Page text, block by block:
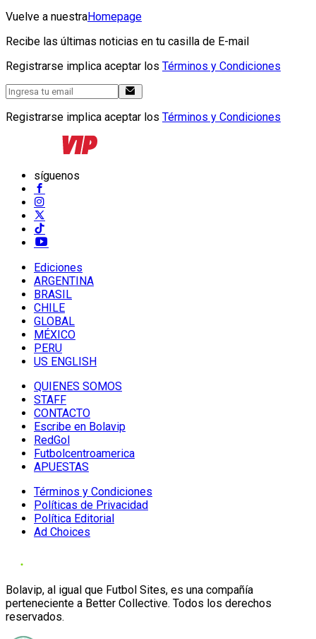
Vuelve a nuestraHomepage
Recibe las últimas noticias en tu casilla de E-mail
Registrarse implica aceptar los Términos y Condiciones
Registrarse implica aceptar los Términos y Condiciones
síguenos
Ediciones
ARGENTINA
BRASIL
CHILE
GLOBAL
MÉXICO
PERU
US ENGLISH
QUIENES SOMOS
STAFF
CONTACTO
Escribe en Bolavip
RedGol
Futbolcentroamerica
APUESTAS
Términos y Condiciones
Políticas de Privacidad
Política Editorial
Ad Choices
Bolavip, al igual que Futbol Sites, es una compañía
perteneciente a Better Collective. Todos los derechos
reservados.